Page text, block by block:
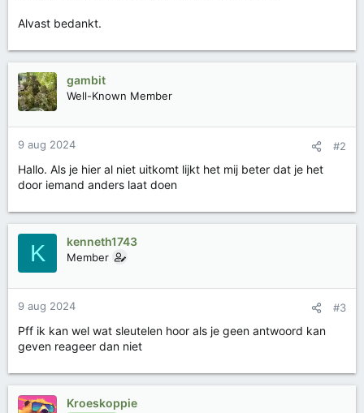
Alvast bedankt.
gambit
Well-Known Member
9 aug 2024 #2
Hallo. Als je hier al niet uitkomt lijkt het mij beter dat je het
door iemand anders laat doen
K kenneth1743
Member
9 aug 2024 #3
Pff ik kan wel wat sleutelen hoor als je geen antwoord kan
geven reageer dan niet
Kroeskoppie